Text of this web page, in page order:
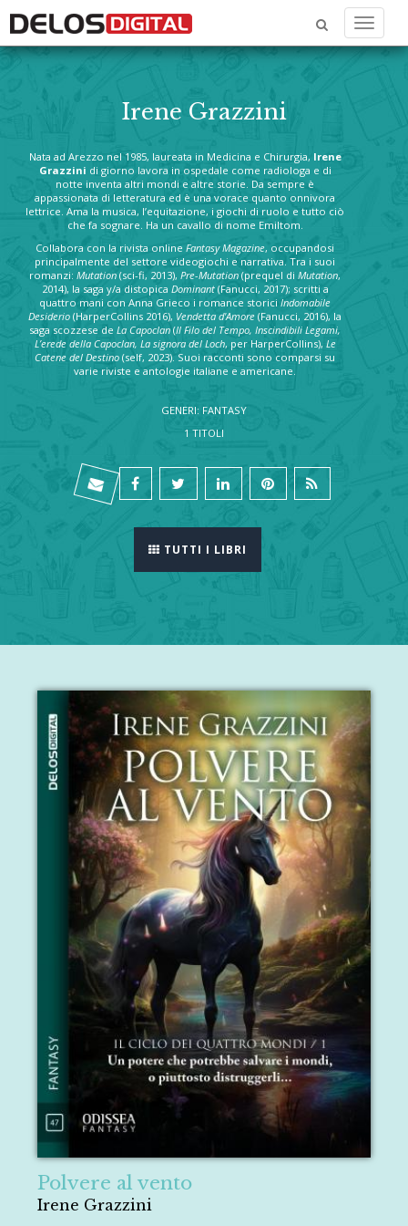
Menu
Irene Grazzini
Nata ad Arezzo nel 1985, laureata in Medicina e Chirurgia, Irene
Grazzini di giorno lavora in ospedale come radiologa e di
notte inventa altri mondi e altre storie. Da sempre è
appassionata di letteratura ed è una vorace quanto onnivora
lettrice. Ama la musica, l’equitazione, i giochi di ruolo e tutto ciò
che fa sognare. Ha un cavallo di nome Emiltom.
Collabora con la rivista online Fantasy Magazine, occupandosi
principalmente del settore videogiochi e narrativa. Tra i suoi
romanzi: Mutation (sci-fi, 2013), Pre-Mutation (prequel di Mutation,
2014), la saga y/a distopica Dominant(Fanucci, 2017); scritti a
quattro mani con Anna Grieco i romance storici Indomabile
Desiderio (HarperCollins 2016), Vendetta d'Amore (Fanucci, 2016), la
saga scozzese de La Capoclan (Il Filo del Tempo, Inscindibili Legami,
L’erede della Capoclan, La signora del Loch, per HarperCollins), Le
Catene del Destino (self, 2023). Suoi racconti sono comparsi su
varie riviste e antologie italiane e americane.
GENERI: FANTASY
1 TITOLI
TUTTI I LIBRI
Polvere al vento
Irene Grazzini